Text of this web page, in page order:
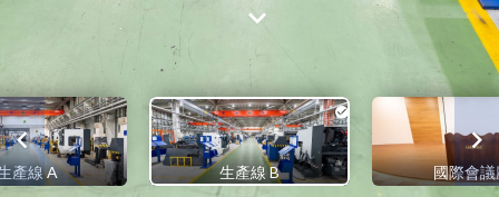
產線 A 生產線 B 國際會議